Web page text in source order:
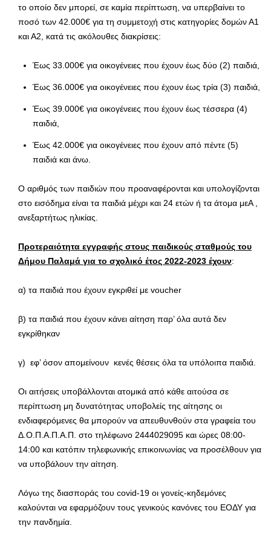
το οποίο δεν μπορεί, σε καμία περίπτωση, να υπερβαίνει το
ποσό των 42.000€ για τη συμμετοχή στις κατηγορίες δομών Α1
και Α2, κατά τις ακόλουθες διακρίσεις:
Έως 33.000€ για οικογένειες που έχουν έως δύο (2) παιδιά,
Έως 36.000€ για οικογένειες που έχουν έως τρία (3) παιδιά,
Έως 39.000€ για οικογένειες που έχουν έως τέσσερα (4)
παιδιά,
Έως 42.000€ για οικογένειες που έχουν από πέντε (5)
παιδιά και άνω.
Ο αριθμός των παιδιών που προαναφέρονται και υπολογίζονται
στο εισόδημα είναι τα παιδιά μέχρι και 24 ετών ή τα άτομα μεΑ ,
ανεξαρτήτως ηλικίας.
Προτεραιότητα εγγραφής στους παιδικούς σταθμούς του
Δήμου Παλαμά για το σχολικό έτος 2022-2023 έχουν:
α) τα παιδιά που έχουν εγκριθεί με voucher
β) τα παιδιά που έχουν κάνει αίτηση παρ’ όλα αυτά δεν
εγκρίθηκαν
γ) εφ’ όσον απομείνουν κενές θέσεις όλα τα υπόλοιπα παιδιά.
Οι αιτήσεις υποβάλλονται ατομικά από κάθε αιτούσα σε
περίπτωση μη δυνατότητας υποβολείς της αίτησης οι
ενδιαφερόμενες θα μπορούν να απευθυνθούν στα γραφεία του
Δ.Ο.Π.Α.Π.Α.Π. στο τηλέφωνο 2444029095 και ώρες 08:00-
14:00 και κατόπιν τηλεφωνικής επικοινωνίας να προσέλθουν για
να υποβάλουν την αίτηση.
Λόγω της διασποράς του covid-19 οι γονείς-κηδεμόνες
καλούνται να εφαρμόζουν τους γενικούς κανόνες του ΕΟΔΥ για
την πανδημία.